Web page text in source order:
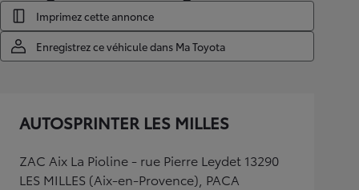
Imprimez cette annonce
Enregistrez ce véhicule dans Ma Toyota
AUTOSPRINTER LES MILLES
ZAC Aix La Pioline - rue Pierre Leydet 13290
LES MILLES (Aix-en-Provence), PACA